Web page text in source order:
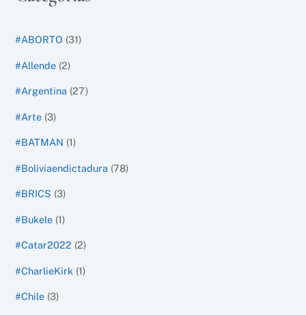
#ABORTO (31)
#Allende (2)
#Argentina (27)
#Arte (3)
#BATMAN (1)
#Boliviaendictadura (78)
#BRICS (3)
#Bukele (1)
#Catar2022 (2)
#CharlieKirk (1)
#Chile (3)